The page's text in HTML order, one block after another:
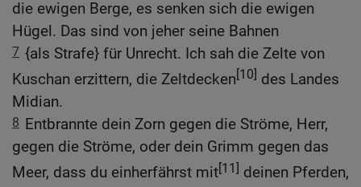
die ewigen Berge, es senken sich die ewigen
Hügel. Das sind von jeher seine Bahnen
7 {als Strafe} für Unrecht. Ich sah die Zelte von
Kuschan erzittern, die Zeltdecken[10] des Landes
Midian.
8 Entbrannte dein Zorn gegen die Ströme, Herr,
gegen die Ströme, oder dein Grimm gegen das
Meer, dass du einherfährst mit[11] deinen Pferden,